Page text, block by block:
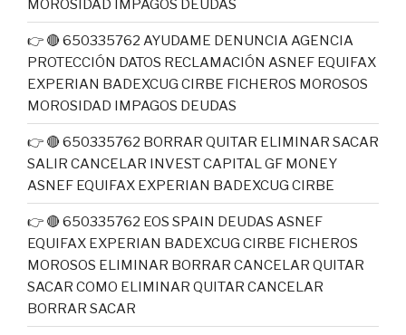
MOROSIDAD IMPAGOS DEUDAS
👉 🔴 650335762 AYUDAME DENUNCIA AGENCIA
PROTECCIÓN DATOS RECLAMACIÓN ASNEF EQUIFAX
EXPERIAN BADEXCUG CIRBE FICHEROS MOROSOS
MOROSIDAD IMPAGOS DEUDAS
👉 🔴 650335762 BORRAR QUITAR ELIMINAR SACAR
SALIR CANCELAR INVEST CAPITAL GF MONEY
ASNEF EQUIFAX EXPERIAN BADEXCUG CIRBE
👉 🔴 650335762 EOS SPAIN DEUDAS ASNEF
EQUIFAX EXPERIAN BADEXCUG CIRBE FICHEROS
MOROSOS ELIMINAR BORRAR CANCELAR QUITAR
SACAR COMO ELIMINAR QUITAR CANCELAR
BORRAR SACAR